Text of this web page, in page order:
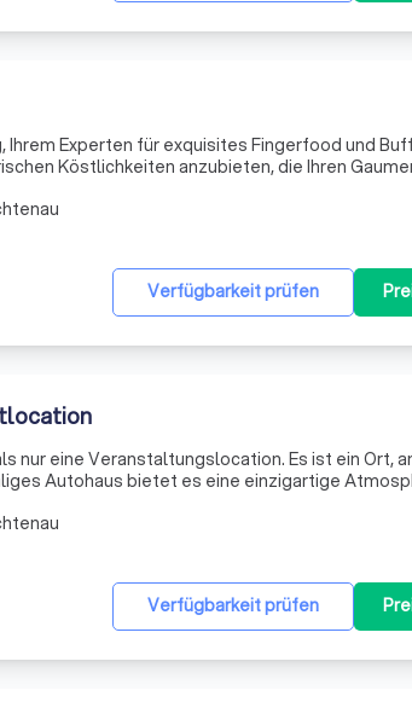
Ihrem Experten für exquisites Fingerfood und
Köstlichkeiten anzubieten, die Ihren
Verfügbarkeit prüfen
nur eine Veranstaltungslocation. Es ist ein Ort,
Autohaus bietet es eine einzigartige
Verfügbarkeit prüfen